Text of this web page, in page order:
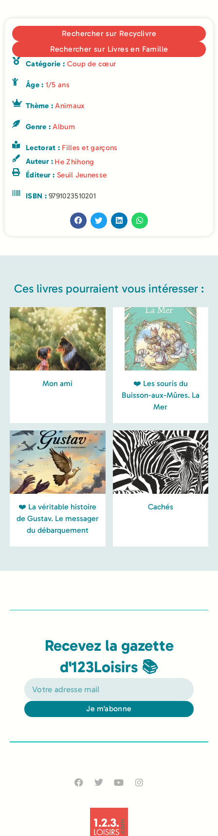
Rechercher sur Recyclivre
Rechercher sur Livres en Famille
Catégorie : Coup de cœur
Âge : 1/5 ans
Thème :Animaux
Genre :Album
Lectorat : Filles et garçons
Auteur : He Zhihong
Éditeur : Seuil Jeunesse
ISBN :9791023510201
Ces livres pourraient vous intéresser :
Mon ami
❤️ Les souris du
Buisson-aux-Mûres. La
Mer
❤️ La véritable histoire
de Gustav. Le messager
du débarquement
Cachés
Recevez la gazette
d'123Loisirs 📚
Je m'abonne